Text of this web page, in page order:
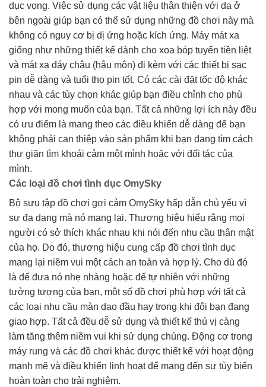
dục vọng. Việc sử dụng các vật liệu thân thiện với da ở
bên ngoài giúp bạn có thể sử dụng những đồ chơi này mà
không có nguy cơ bị dị ứng hoặc kích ứng. Máy mát xa
giống như những thiết kế dành cho xoa bóp tuyến tiền liệt
và mát xa đáy chậu (hậu môn) đi kèm với các thiết bị sạc
pin dễ dàng và tuổi thọ pin tốt. Có các cài đặt tốc độ khác
nhau và các tùy chọn khác giúp bạn điều chỉnh cho phù
hợp với mong muốn của bạn. Tất cả những lợi ích này đều
có ưu điểm là mang theo các điều khiển dễ dàng để bạn
không phải can thiệp vào sản phẩm khi bạn đang tìm cách
thư giãn tìm khoái cảm một mình hoặc với đối tác của
mình.
Các loại đồ chơi tình dục OmySky
Bộ sưu tập đồ chơi gợi cảm OmySky hấp dẫn chủ yếu vì
sự đa dạng mà nó mang lại. Thương hiệu hiểu rằng mọi
người có sở thích khác nhau khi nói đến nhu cầu thân mật
của họ. Do đó, thương hiệu cung cấp đồ chơi tình dục
mang lại niềm vui một cách an toàn và hợp lý. Cho dù đó
là để đưa nó nhẹ nhàng hoặc để tự nhiên với những
tưởng tượng của bạn, một số đồ chơi phù hợp với tất cả
các loại nhu cầu màn dạo đầu hay trong khi đôi bạn đang
giao hợp. Tất cả đều dễ sử dụng và thiết kế thú vị càng
làm tăng thêm niềm vui khi sử dụng chúng. Động cơ trong
máy rung và các đồ chơi khác được thiết kế với hoạt động
mạnh mẽ và điều khiển linh hoạt để mang đến sự tùy biến
hoàn toàn cho trải nghiệm.